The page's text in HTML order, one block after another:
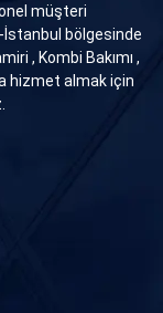
müşteri
İstanbul bölgesinde
, Kombi Bakımı ,
hizmet almak için